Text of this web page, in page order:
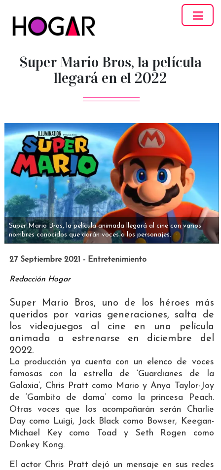
Super Mario Bros, la película
llegará en el 2022
Super Mario Bros, la película animada llegará al cine con varios
nombres conocidos que darán voces a los personajes.
27 Septiembre 2021 - Entretenimiento
Redacción Hogar
Super Mario Bros, uno de los héroes más
queridos por varias generaciones, salta de
los videojuegos al cine en una película
animada a estrenarse en diciembre del
2022.
La producción ya cuenta con un elenco de voces
famosas con la estrella de ‘Guardianes de la
Galaxia’, Chris Pratt como Mario y Anya Taylor-Joy
de ‘Gambito de dama’ como la princesa Peach.
Otras voces que los acompañarán serán Charlie
Day como Luigi, Jack Black como Bowser, Keegan-
Michael Key como Toad y Seth Rogen como
Donkey Kong.
El actor Chris Pratt dejó un mensaje en sus redes